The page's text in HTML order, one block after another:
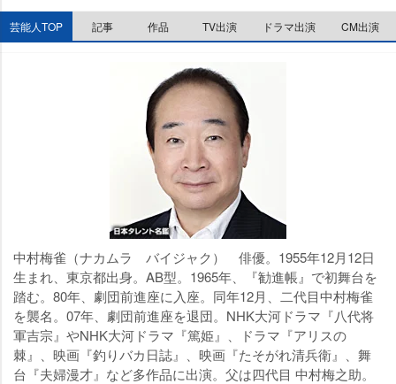
e
芸能人TOP 記事 作品 TV出演 ドラマ出演 CM出演
中村梅雀（ナカムラ バイジャク） 俳優。1955年12月12日
生まれ、東京都出身。AB型。1965年、『勧進帳』で初舞台を
踏む。80年、劇団前進座に入座。同年12月、二代目中村梅雀
を襲名。07年、劇団前進座を退団。NHK大河ドラマ『八代将
軍吉宗』やNHK大河ドラマ『篤姫』、ドラマ『アリスの
棘』、映画『釣りバカ日誌』、映画『たそがれ清兵衛』、舞
台『夫婦漫才』など多作品に出演。父は四代目 中村梅之助。